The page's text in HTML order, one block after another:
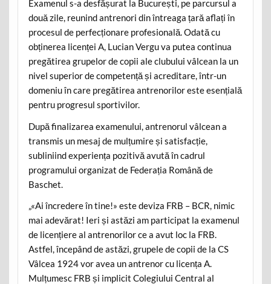
Examenul s-a desfășurat la București, pe parcursul a
două zile, reunind antrenori din întreaga țară aflați în
procesul de perfecționare profesională. Odată cu
obținerea licenței A, Lucian Vergu va putea continua
pregătirea grupelor de copii ale clubului vâlcean la un
nivel superior de competență și acreditare, într-un
domeniu în care pregătirea antrenorilor este esențială
pentru progresul sportivilor.
După finalizarea examenului, antrenorul vâlcean a
transmis un mesaj de mulțumire și satisfacție,
subliniind experiența pozitivă avută în cadrul
programului organizat de Federația Română de
Baschet.
„«Ai încredere în tine!» este deviza FRB – BCR, nimic
mai adevărat! Ieri și astăzi am participat la examenul
de licențiere al antrenorilor ce a avut loc la FRB.
Astfel, începând de astăzi, grupele de copii de la CS
Vâlcea 1924 vor avea un antrenor cu licența A.
Mulțumesc FRB și implicit Colegiului Central al